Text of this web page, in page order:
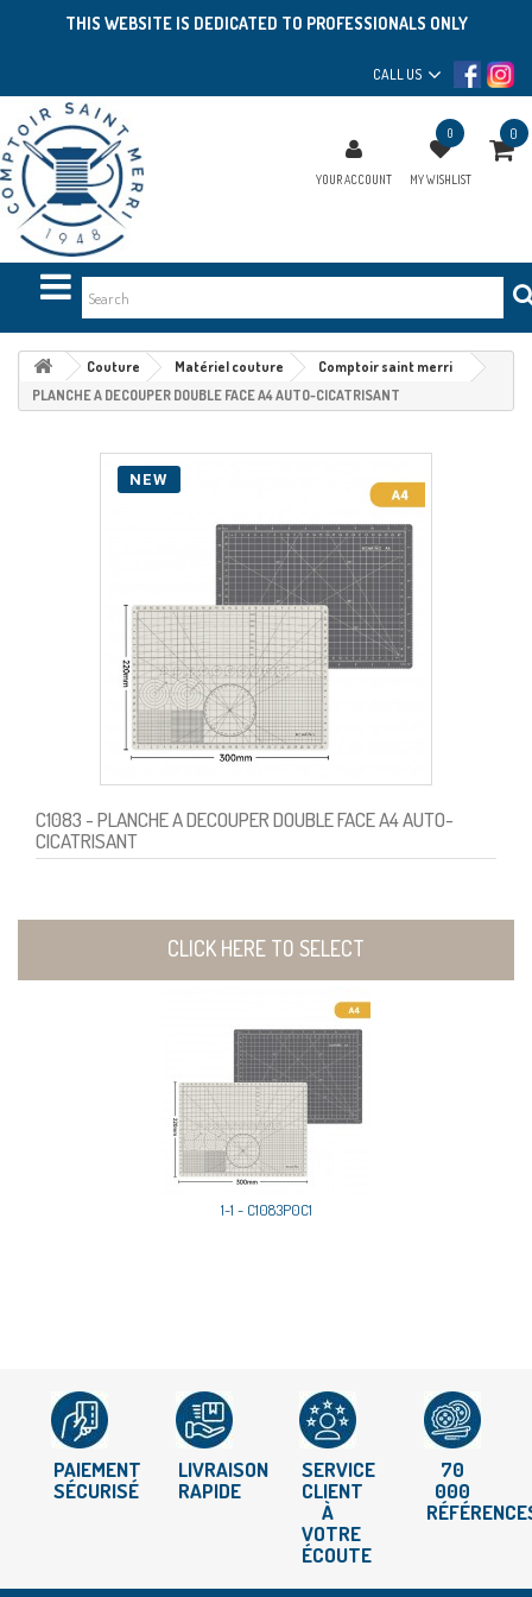
THIS WEBSITE IS DEDICATED TO PROFESSIONALS ONLY
CALL US
YOUR ACCOUNT
0
MY WISHLIST
0
Couture Matériel couture
Comptoir saint merri
PLANCHE A DECOUPER DOUBLE FACE A4 AUTO-CICATRISANT
NEW
C1083- PLANCHE A DECOUPER DOUBLE FACE A4 AUTO-
CICATRISANT
CLICK HERE TO SELECT
1-1 - C1083P0C1
PAIEMENT
SÉCURISÉ
LIVRAISON
RAPIDE
SERVICE
CLIENT
À
VOTRE
ÉCOUTE
70
000